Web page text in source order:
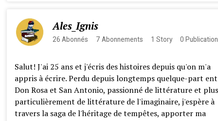
Ales_Ignis
26 Abonnés 7 Abonnements 1 Story 0 Publication
Salut! J'ai 25 ans et j'écris des histoires depuis qu'on m'a
appris à écrire. Perdu depuis longtemps quelque-part
Don Rosa et San Antonio, passionné de littérature et plus
particulièrement de littérature de l'imaginaire, j'espère à
travers la saga de l'héritage de tempêtes, apporter ma